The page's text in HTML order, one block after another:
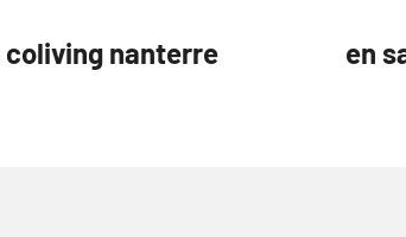
coliving nanterre en